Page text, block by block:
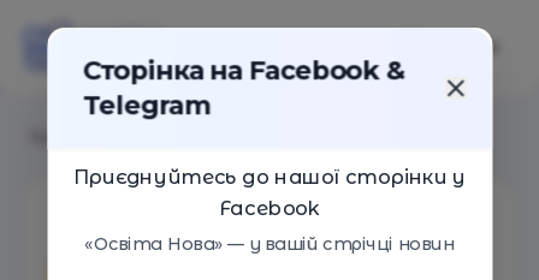
Даша Каминская
Кількість статей: 1
Сторінка на Facebook &
Telegram
Приєднуйтесь до нашої сторінки у
Facebook
«Освіта Нова» — у вашій стрічці новин